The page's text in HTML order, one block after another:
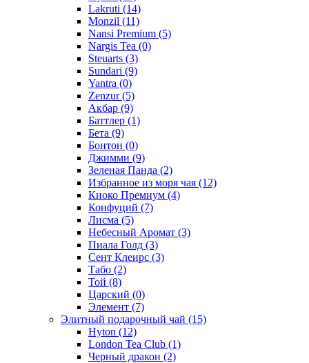
Lakruti (14)
Monzil (11)
Nansi Premium (5)
Nargis Tea (0)
Steuarts (3)
Sundari (9)
Yantra (0)
Zenzur(5)
Акбар (9)
Баттлер (1)
Бета (9)
Бонтон (0)
Джимми (9)
Зеленая Панда (2)
Избранное из моря чая (12)
Киоко Премиум (4)
Конфуций (7)
Лисма (5)
Небесный Аромат (3)
Пиала Голд (3)
Сент Клеирс (3)
Табо (2)
Той (8)
Царский (0)
Элемент (7)
Элитный подарочный чай (15)
Hyton (12)
London Tea Club (1)
Черный дракон (2)